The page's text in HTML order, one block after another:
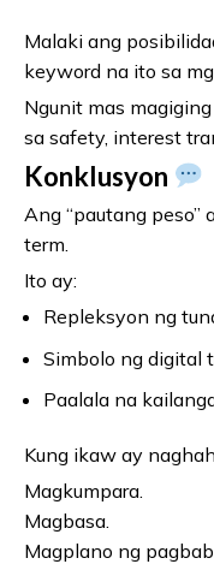
Malaki ang
keyword na ito sa
Ngunit mas
sa safety, interest
Konklusyon
Ang “pautang peso”
term.
Ito ay:
Repleksyon ng
Simbolo ng digital
Paalala na
Kung ikaw ay
Magkumpara.
Magbasa.
Magplano ng